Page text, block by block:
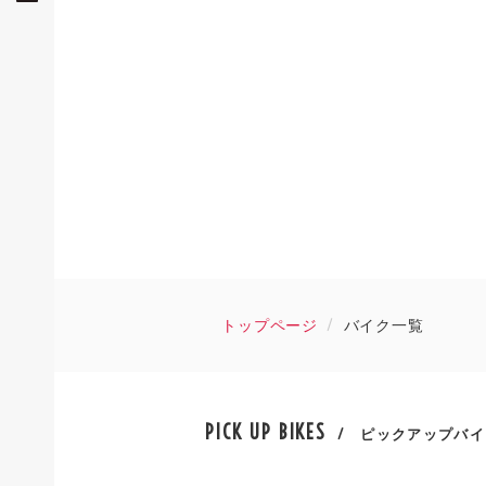
トップページ バイク一覧
PICK UP BIKES / ピックアップバ